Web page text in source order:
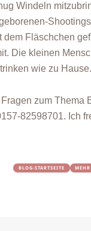
Windeln
dem Fläschchen
Die kleinen
wie zu Hause.
zum Thema
82598701. Ich
BLOG-STARTSEITE